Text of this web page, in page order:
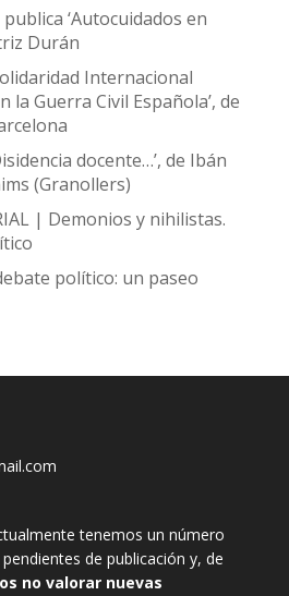
‘Autocuidados en
Durán
Internacional
la Guerra Civil Española’, de
docente…’, de Ibán
(Granollers)
| Demonios y nihilistas.
político: un paseo
tenemos un número
de publicación y, de
no valorar nuevas